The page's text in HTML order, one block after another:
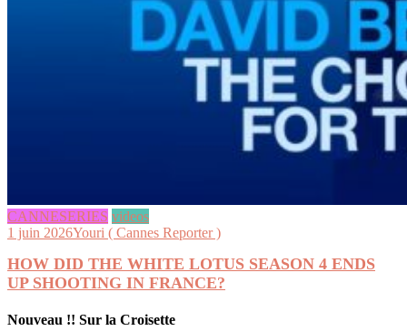
CANNESERIES videos
1 juin 2026Youri ( Cannes Reporter )
HOW DID THE WHITE LOTUS SEASON 4 ENDS
UP SHOOTING IN FRANCE?
Nouveau !! Sur la Croisette